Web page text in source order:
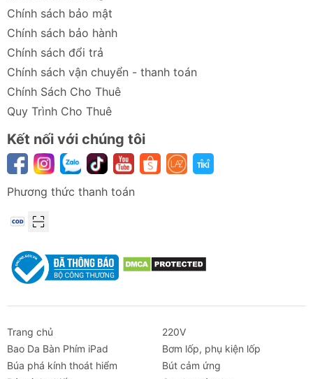
Chính sách bảo mật
Chính sách bảo hành
Chính sách đổi trả
Chính sách vận chuyển - thanh toán
Chính Sách Cho Thuê
Quy Trình Cho Thuê
Kết nối với chúng tôi
Phương thức thanh toán
Trang chủ
220V
Bao Da Bàn Phím iPad
Bơm lốp, phụ kiện lốp
Búa phá kính thoát hiểm
Bút cảm ứng